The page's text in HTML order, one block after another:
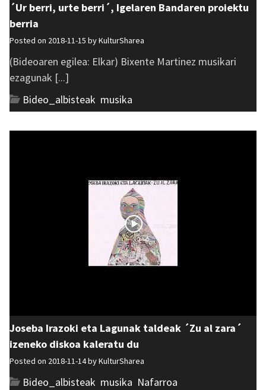
´Ur berri, urte berri´, Igelaren Bandaren proiektu
berria
Posted on 2018-11-15 byKulturSharea
(Bideoaren egilea: Elkar) Bixente Martinez musikari
ezagunak [...]
Bideo_albisteak musika
Joseba Irazoki eta Lagunak taldeak ´Zu al zara´
izeneko diskoa kaleratu du
Posted on 2018-11-14 byKulturSharea
Bideo_albisteak musika Nafarroa